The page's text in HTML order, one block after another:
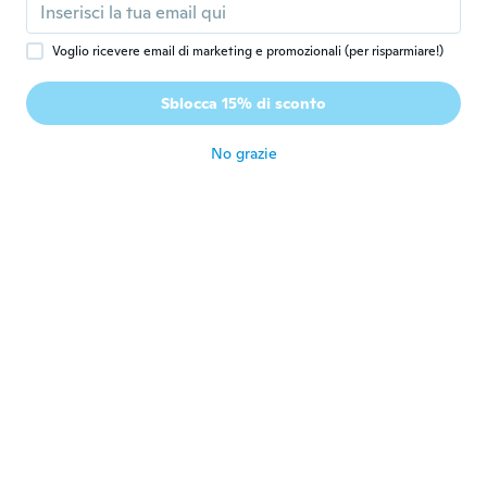
M Melanie
Iscrizione dal 2017 · 83 recensioni · 2 caricamenti
Thin but pretty
Voglio ricevere email di marketing e promozionali (per risparmiare!)
Sblocca 15% di sconto
No grazie